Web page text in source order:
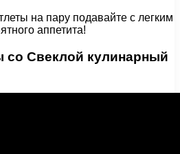
на пару подавайте с легким
аппетита!
со Свеклой кулинарный